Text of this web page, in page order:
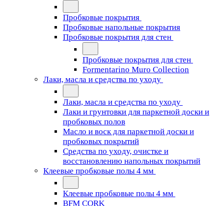
Пробковые покрытия
Пробковые напольные покрытия
Пробковые покрытия для стен
Пробковые покрытия для стен
Formentarino Muro Collection
Лаки, масла и средства по уходу
Лаки, масла и средства по уходу
Лаки и грунтовки для паркетной доски и
пробковых полов
Масло и воск для паркетной доски и
пробковых покрытий
Средства по уходу, очистке и
восстановлению напольных покрытий
Клеевые пробковые полы 4 мм
Клеевые пробковые полы 4 мм
BFM CORK